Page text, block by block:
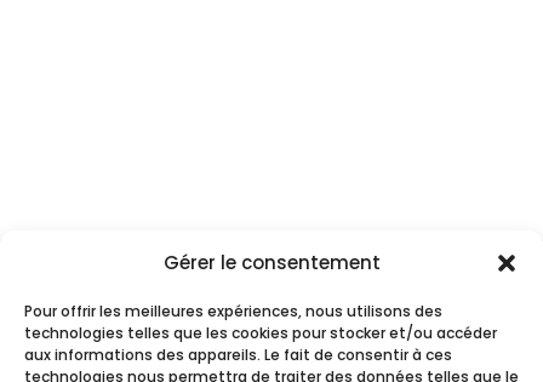
Gérer le consentement
Pour offrir les meilleures expériences, nous utilisons des
technologies telles que les cookies pour stocker et/ou accéder
aux informations des appareils. Le fait de consentir à ces
technologies nous permettra de traiter des données telles que le
17h00
Suivez-nous